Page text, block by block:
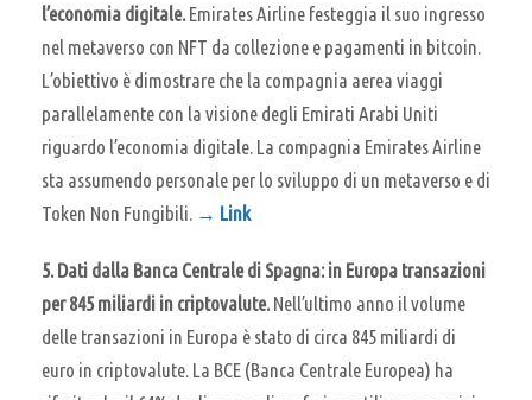
l’economia digitale.Emirates Airline festeggia il suo ingresso
nel metaverso con NFT da collezione e pagamenti in bitcoin.
L’obiettivo è dimostrare che la compagnia aerea viaggi
parallelamente con la visione degli Emirati Arabi Uniti
riguardo l’economia digitale. La compagnia Emirates Airline
sta assumendo personale per lo sviluppo di un metaverso e di
Token Non Fungibili. → Link
5. Dati dalla Banca Centrale di Spagna: in Europa transazioni
per 845 miliardi in criptovalute.Nell’ultimo anno il volume
delle transazioni in Europa è stato di circa 845 miliardi di
euro in criptovalute. La BCE (Banca Centrale Europea) ha